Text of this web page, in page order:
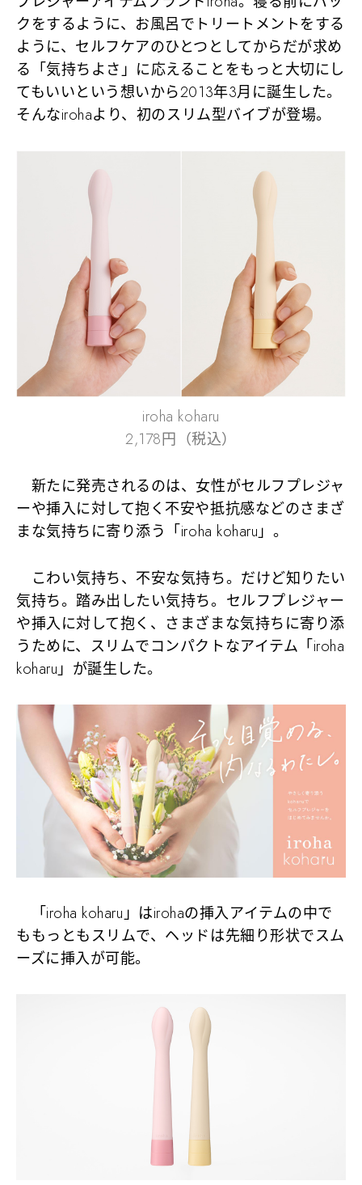
クをするように、お風呂でトリートメントをする
ように、セルフケアのひとつとしてからだが求め
る「気持ちよさ」に応えることをもっと大切にし
てもいいという想いから2013年3月に誕生した。
そんなirohaより、初のスリム型バイブが登場。
iroha koharu
2,178円（税込）
新たに発売されるのは、女性がセルフプレジャ
ーや挿入に対して抱く不安や抵抗感などのさまざ
まな気持ちに寄り添う「iroha koharu」。
こわい気持ち、不安な気持ち。だけど知りたい
気持ち。踏み出したい気持ち。セルフプレジャー
や挿入に対して抱く、さまざまな気持ちに寄り添
うために、スリムでコンパクトなアイテム「iroha
koharu」が誕生した。
「iroha koharu」はirohaの挿入アイテムの中で
ももっともスリムで、ヘッドは先細り形状でスム
ーズに挿入が可能。